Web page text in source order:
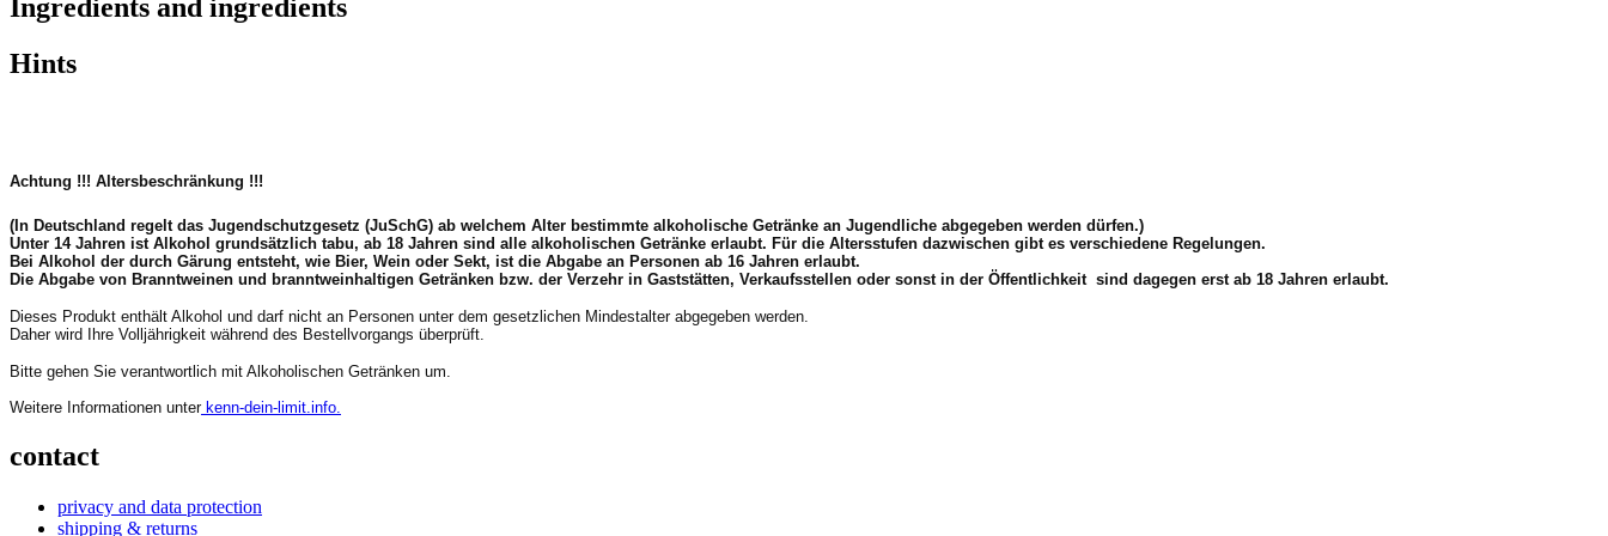
Ingredients and ingredients
Hints
Achtung !!! Altersbeschränkung !!!
(In Deutschland regelt das Jugendschutzgesetz (JuSchG) ab welchem Alter bestimmte alkoholische Getränke an Jugendliche abgegeben werden dürfen.)
Unter 14 Jahren ist Alkohol grundsätzlich tabu, ab 18 Jahren sind alle alkoholischen Getränke erlaubt. Für die Altersstufen dazwischen gibt es verschiedene Regelungen.
Bei Alkohol der durch Gärung entsteht, wie Bier, Wein oder Sekt, ist die Abgabe an Personen ab 16 Jahren erlaubt.
Die Abgabe von Branntweinen und branntweinhaltigen Getränken bzw. der Verzehr in Gaststätten, Verkaufsstellen oder sonst in der Öffentlichkeit sind dagegen erst ab 18 Jahren erlaubt.
Dieses Produkt enthält Alkohol und darf nicht an Personen unter dem gesetzlichen Mindestalter abgegeben werden.
Daher wird Ihre Volljährigkeit während des Bestellvorgangs überprüft.
Bitte gehen Sie verantwortlich mit Alkoholischen Getränken um.
Weitere Informationen unterkenn-dein-limit.info.
contact
privacy and data protection
shipping & returns